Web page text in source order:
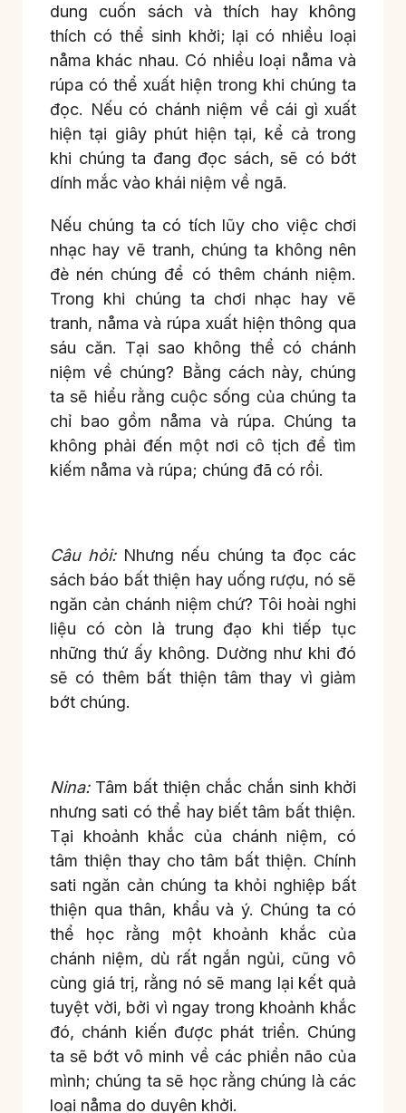
dung cuốn sách và thích hay không
thích có thể sinh khởi; lại có nhiều loại
nåma khác nhau. Có nhiều loại nåma và
rúpa có thể xuất hiện trong khi chúng ta
đọc. Nếu có chánh niệm về cái gì xuất
hiện tại giây phút hiện tại, kể cả trong
khi chúng ta đang đọc sách, sẽ có bớt
dính mắc vào khái niệm về ngã.
Nếu chúng ta có tích lũy cho việc chơi
nhạc hay vẽ tranh, chúng ta không nên
đè nén chúng để có thêm chánh niệm.
Trong khi chúng ta chơi nhạc hay vẽ
tranh, nåma và rúpa xuất hiện thông qua
sáu căn. Tại sao không thể có chánh
niệm về chúng? Bằng cách này, chúng
ta sẽ hiểu rằng cuộc sống của chúng ta
chỉ bao gồm nåma và rúpa. Chúng ta
không phải đến một nơi cô tịch để tìm
kiếm nåma và rúpa; chúng đã có rồi.
Câu hỏi:Nhưng nếu chúng ta đọc các
sách báo bất thiện hay uống rượu, nó sẽ
ngăn cản chánh niệm chứ? Tôi hoài nghi
liệu có còn là trung đạo khi tiếp tục
những thứ ấy không. Dường như khi đó
sẽ có thêm bất thiện tâm thay vì giảm
bớt chúng.
Nina:Tâm bất thiện chắc chắn sinh khởi
nhưng sati có thể hay biết tâm bất thiện.
Tại khoảnh khắc của chánh niệm, có
tâm thiện thay cho tâm bất thiện. Chính
sati ngăn cản chúng ta khỏi nghiệp bất
thiện qua thân, khẩu và ý. Chúng ta có
thể học rằng một khoảnh khắc của
chánh niệm, dù rất ngắn ngủi, cũng vô
cùng giá trị, rằng nó sẽ mang lại kết quả
tuyệt vời, bởi vì ngay trong khoảnh khắc
đó, chánh kiến được phát triển. Chúng
ta sẽ bớt vô minh về các phiền não của
mình; chúng ta sẽ học rằng chúng là các
loại nåma do duyên khởi.